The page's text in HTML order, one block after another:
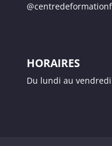
HORAIRES
Du lundi au vendredi